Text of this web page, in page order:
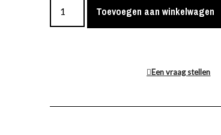
Toevoegen aan winkelwagen
Een vraag stellen